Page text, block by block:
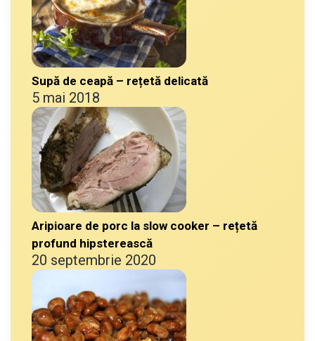
Supă de ceapă – rețetă delicată
5 mai 2018
Aripioare de porc la slow cooker – rețetă
profund hipsterească
20 septembrie 2020